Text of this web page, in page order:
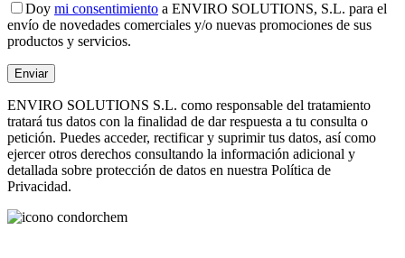
Doy mi consentimiento a ENVIRO SOLUTIONS, S.L. para el
envío de novedades comerciales y/o nuevas promociones de sus
productos y servicios.
ENVIRO SOLUTIONS S.L. como responsable del tratamiento
tratará tus datos con la finalidad de dar respuesta a tu consulta o
petición. Puedes acceder, rectificar y suprimir tus datos, así como
ejercer otros derechos consultando la información adicional y
detallada sobre protección de datos en nuestra Política de
Privacidad.